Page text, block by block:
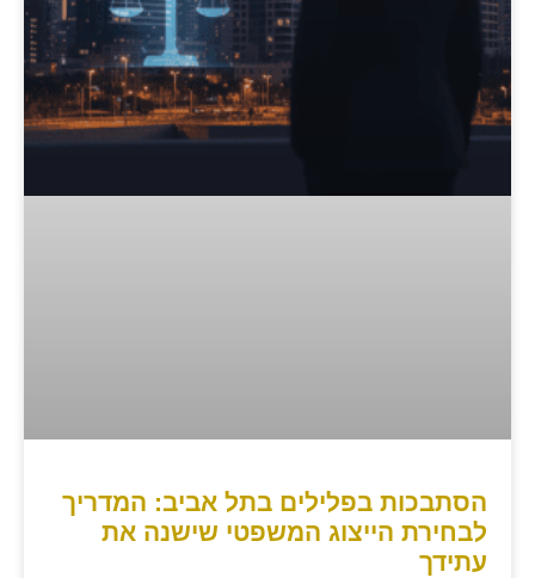
הסתבכות בפלילים בתל אביב: המדריך
לבחירת הייצוג המשפטי שישנה את
עתידך